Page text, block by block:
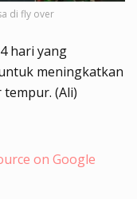
di fly over
hari yang
meningkatkan
(Ali)
on Google